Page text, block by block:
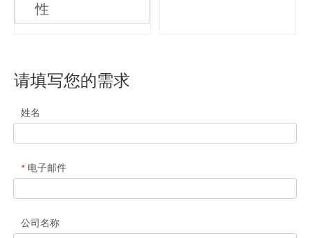
性
请填写您的需求
姓名
* 电子邮件
公司名称